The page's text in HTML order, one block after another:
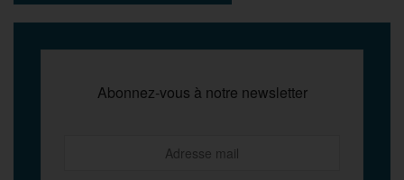
Abonnez-vous à notre newsletter